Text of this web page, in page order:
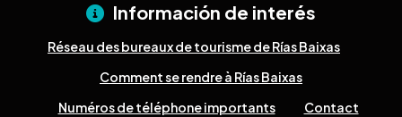
Información de interés
Réseau des bureaux de tourisme de Rías Baixas
Comment se rendre à Rías Baixas
Numéros de téléphone importants
Contact